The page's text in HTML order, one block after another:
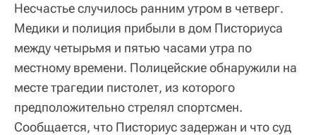
Несчастье случилось ранним утром в четверг.
Медики и полиция прибыли в дом Писториуса
между четырьмя и пятью часами утра по
местному времени. Полицейские обнаружили на
месте трагедии пистолет, из которого
предположительно стрелял спортсмен.
Сообщается, что Писториус задержан и что суд